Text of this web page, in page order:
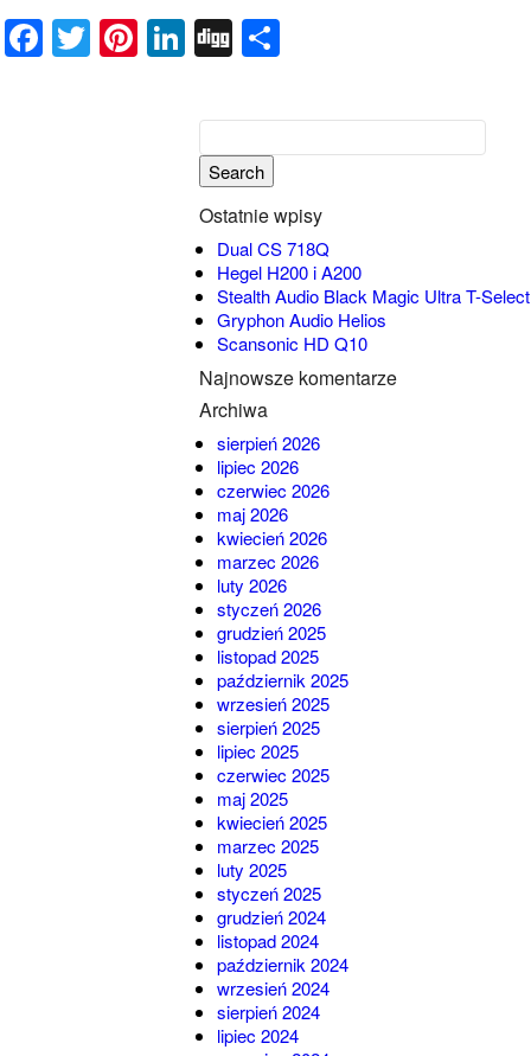
Facebook
Twitter
Pinterest
LinkedIn
Digg
Ostatnie wpisy
Dual CS 718Q
Hegel H200 i A200
Stealth Audio Black Magic Ultra T-Select
Gryphon Audio Helios
Scansonic HD Q10
Najnowsze komentarze
Archiwa
sierpień 2026
lipiec 2026
czerwiec 2026
maj 2026
kwiecień 2026
marzec 2026
luty 2026
styczeń 2026
grudzień 2025
listopad 2025
październik 2025
wrzesień 2025
sierpień 2025
lipiec 2025
czerwiec 2025
maj 2025
kwiecień 2025
marzec 2025
luty 2025
styczeń 2025
grudzień 2024
listopad 2024
październik 2024
wrzesień 2024
sierpień 2024
lipiec 2024